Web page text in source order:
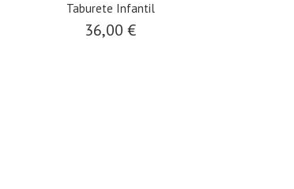
Taburete Infantil
36,00 €